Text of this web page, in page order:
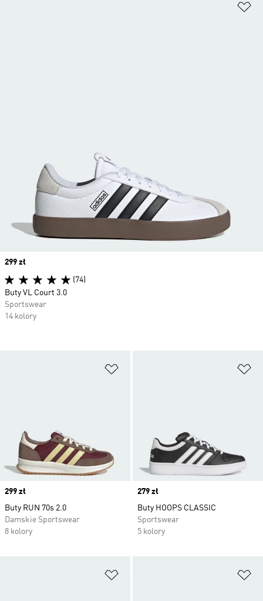
Price
299 zł
Buty RUN 70s 2.0
Damskie Sportswear
8 kolory
Price
279 zł
Buty HOOPS CLASSIC
Sportswear
5 kolory
Price
299 zł
(74)
Buty VL Court 3.0
Sportswear
14 kolory